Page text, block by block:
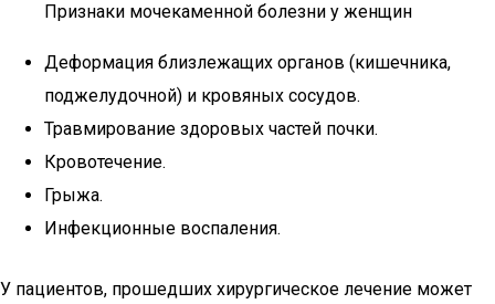
Признаки мочекаменной болезни у женщин
Деформация близлежащих органов (кишечника,
поджелудочной) и кровяных сосудов.
Травмирование здоровых частей почки.
Кровотечение.
Грыжа.
Инфекционные воспаления.
У пациентов, прошедших хирургическое лечение может